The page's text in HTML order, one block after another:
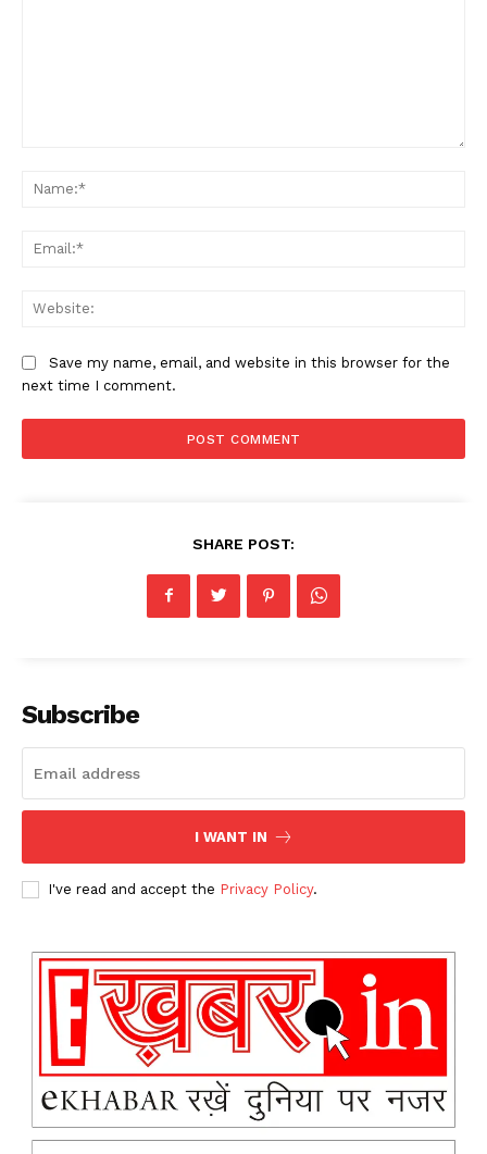
Save my name, email, and website in this browser for the
next time I comment.
SHARE POST:
Subscribe
I WANT IN
I've read and accept the Privacy Policy.